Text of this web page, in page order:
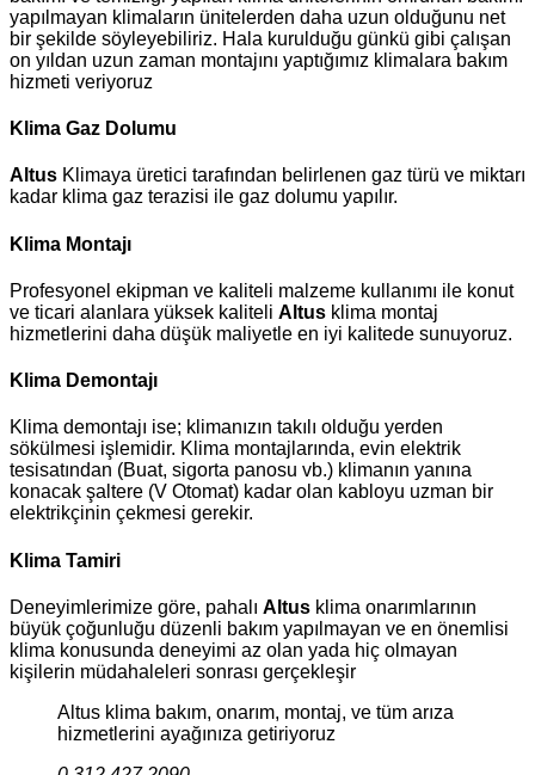
yapılmayan klimaların ünitelerden daha uzun olduğunu net
bir şekilde söyleyebiliriz. Hala kurulduğu günkü gibi çalışan
on yıldan uzun zaman montajını yaptığımız klimalara bakım
hizmeti veriyoruz
Klima Gaz Dolumu
Altus Klimaya üretici tarafından belirlenen gaz türü ve miktarı
kadar klima gaz terazisi ile gaz dolumu yapılır.
Klima Montajı
Profesyonel ekipman ve kaliteli malzeme kullanımı ile konut
ve ticari alanlara yüksek kaliteli Altus klima montaj
hizmetlerini daha düşük maliyetle en iyi kalitede sunuyoruz.
Klima Demontajı
Klima demontajı ise; klimanızın takılı olduğu yerden
sökülmesi işlemidir. Klima montajlarında, evin elektrik
tesisatından (Buat, sigorta panosu vb.) klimanın yanına
konacak şaltere (V Otomat) kadar olan kabloyu uzman bir
elektrikçinin çekmesi gerekir.
Klima Tamiri
Deneyimlerimize göre, pahalı Altus klima onarımlarının
büyük çoğunluğu düzenli bakım yapılmayan ve en önemlisi
klima konusunda deneyimi az olan yada hiç olmayan
kişilerin müdahaleleri sonrası gerçekleşir
Altus klima bakım, onarım, montaj, ve tüm arıza
hizmetlerini ayağınıza getiriyoruz